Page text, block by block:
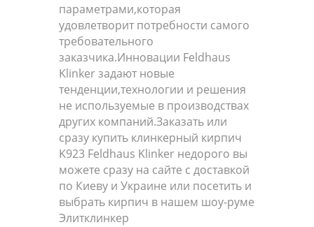
параметрами,которая
удовлетворит потребности самого
требовательного
заказчика.Инновации Feldhaus
Klinker задают новые
тенденции,технологии и решения
не используемые в производствах
других компаний.Заказать или
сразу купить клинкерный кирпич
K923 Feldhaus Klinker недорого вы
можете сразу на сайте с доставкой
по Киеву и Украине или посетить и
выбрать кирпич в нашем шоу-руме
Элитклинкер